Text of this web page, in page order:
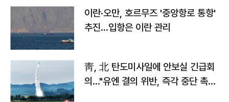
이란·오만, 호르무즈 '중앙항로 통항'
추진…입항은 이란 관리
靑, 北 탄도미사일에 안보실 긴급회
의…"유엔 결의 위반, 즉각 중단 촉